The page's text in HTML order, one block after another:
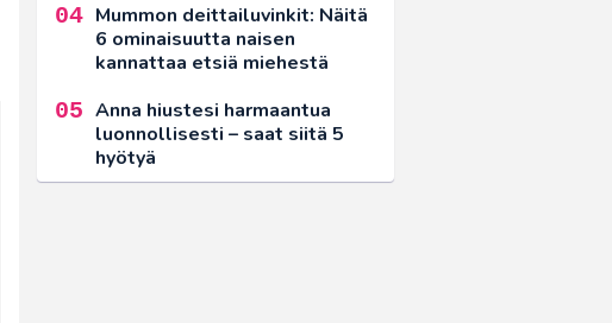
Mummon deittailuvinkit: Näitä
6 ominaisuutta naisen
kannattaa etsiä miehestä
Anna hiustesi harmaantua
luonnollisesti – saat siitä 5
hyötyä